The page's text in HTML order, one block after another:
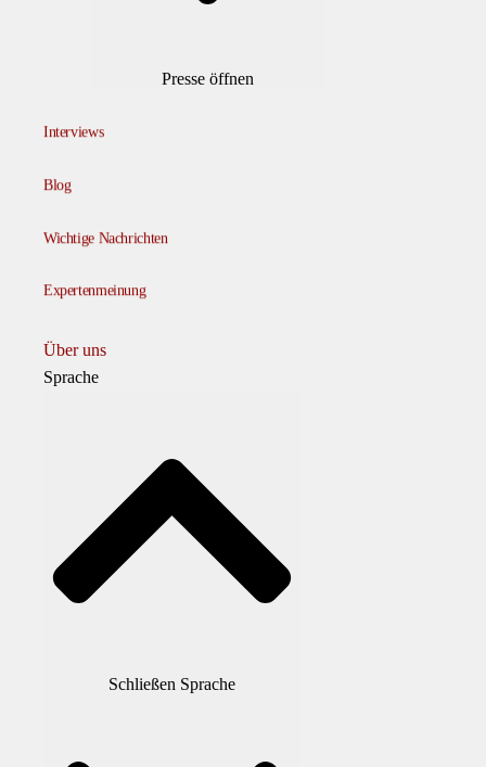
Presse öffnen
Interviews
Blog
Wichtige Nachrichten
Expertenmeinung
Über uns
Sprache
Schließen Sprache